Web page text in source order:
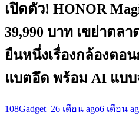
เปิดตัว! HONOR
39,990 บาท เขย่าตล
ยืนหนึ่งเรื่องกล้องตอ
แบตอึด พร้อม AI แบบ
108Gadget_26 เดือน ago6 เดือน